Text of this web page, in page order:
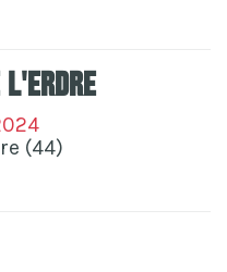
L'erdre
(44)